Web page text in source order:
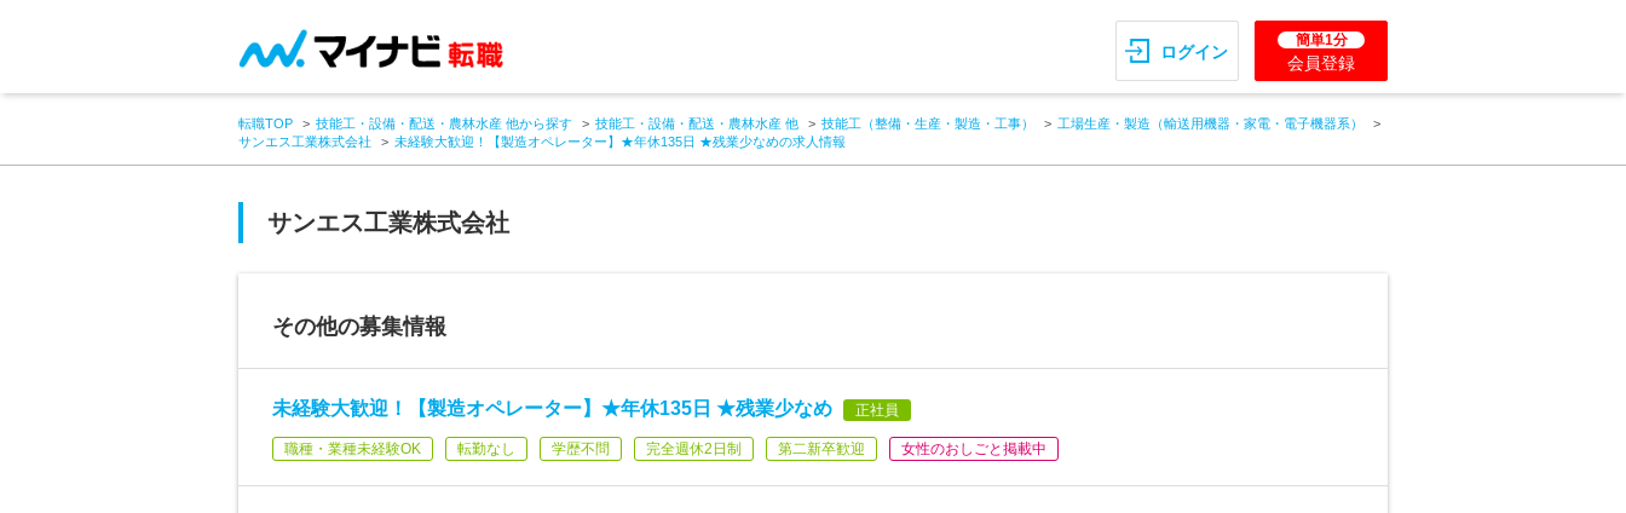
ログイン
簡単1分
会員登録
転職TOP 技能工・設備・配送・農林水産 他から探す 技能工・設備・配送・農林水産 他 技能工（整備・生産・製造・工事）
工場生産・製造（輸送用機器・家電・電子機器系）
サンエス工業株式会社
未経験大歓迎！【製造オペレーター】★年休135日 ★残業少なめの求人情報
サンエス工業株式会社
その他の募集情報
未経験大歓迎！【製造オペレーター】★年休135日 ★残業少なめ 正社員
職種・業種未経験OK 転勤なし 学歴不問 完全週休2日制 第二新卒歓迎 女性のおしごと掲載中